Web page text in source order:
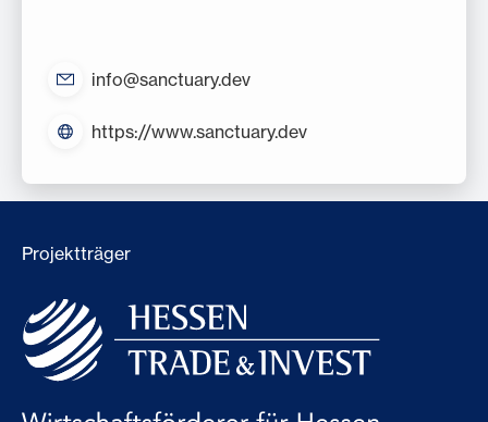
info@sanctuary.dev
https://www.sanctuary.dev
Projektträger